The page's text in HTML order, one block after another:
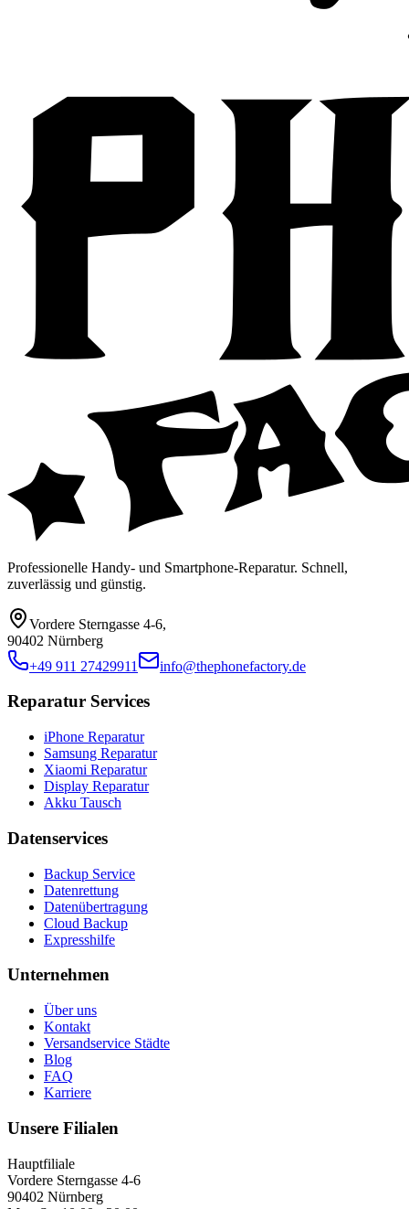
Professionelle Handy- und Smartphone-Reparatur. Schnell,
zuverlässig und günstig.
Vordere Sterngasse 4-6,
90402 Nürnberg
+49 911 27429911
info@thephonefactory.de
Reparatur Services
iPhone Reparatur
Samsung Reparatur
Xiaomi Reparatur
Display Reparatur
Akku Tausch
Datenservices
Backup Service
Datenrettung
Datenübertragung
Cloud Backup
Expresshilfe
Unternehmen
Über uns
Kontakt
Versandservice Städte
Blog
FAQ
Karriere
Unsere Filialen
Hauptfiliale
Vordere Sterngasse 4-6
90402 Nürnberg